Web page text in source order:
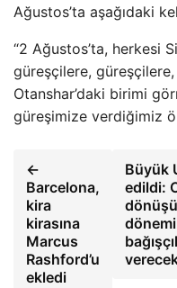
Ağustos’ta aşağıdaki
“2 Ağustos’ta, herkesi
güreşçilere,
Otanshar’daki birimi
güreşimize verdiğimiz
←
Barcelona,
kira
kirasına
Marcus
Rashford’u
ekledi
Büyük
edildi:
dönemi